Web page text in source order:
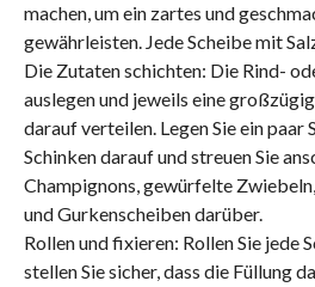
machen, um ein zartes und
gewährleisten. Jede Scheibe mit
Die Zutaten schichten: Die Rind-
auslegen und jeweils eine
darauf verteilen. Legen Sie ein paar
Schinken darauf und streuen Sie
Champignons, gewürfelte
und Gurkenscheiben darüber.
Rollen und fixieren: Rollen Sie jede
stellen Sie sicher, dass die Füllung